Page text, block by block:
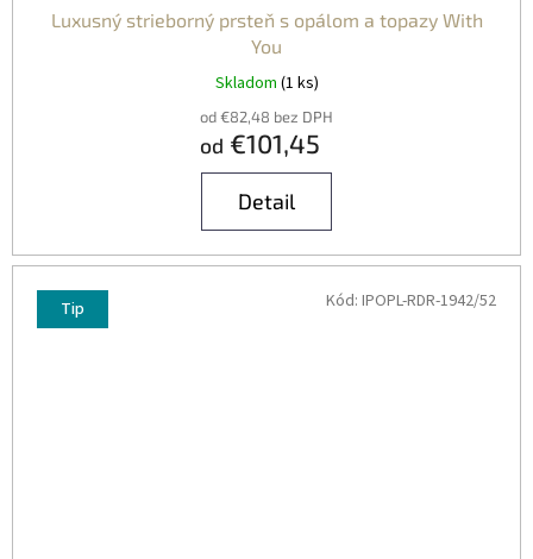
Luxusný strieborný prsteň s opálom a topazy With
You
Skladom (1 ks)
od €82,48 bez DPH
od €101,45
Detail
Tip Kód: IPOPL-RDR-1942/52